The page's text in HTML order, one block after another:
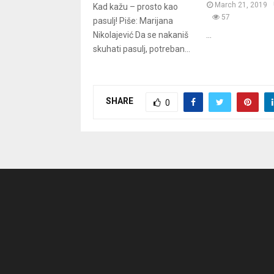
Kad kažu – prosto kao
pasulj! Piše: Marijana
Nikolajević Da se nakaniš
skuhati pasulj, potreban...
March 21, 2019
57
SHARE 0